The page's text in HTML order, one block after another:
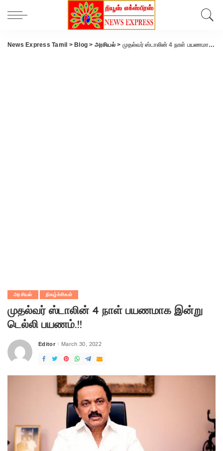
News Express Tamil > Blog > அரசியல்> முதல்வர் ஸ்டாலின் 4 நாள் பயணமாக இன்று டெல்லி பயணம்.!!
அரசியல் நிகழ்ச்சிகள்
முதல்வர் ஸ்டாலின் 4 நாள் பயணமாக இன்று
டெல்லி பயணம்.!!
Posted
Editor March 30, 2022